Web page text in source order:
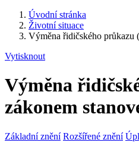
Úvodní stránka
Životní situace
Výměna řidičského průkazu
Vytisknout
Výměna
zákonem
Základní znění Rozšířené znění